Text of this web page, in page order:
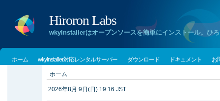
Hiroron Labs
wkyInstallerはオープンソースを簡単にインストール。ひ
ホーム wkyInstaller対応レンタルサーバー ダウンロード ドキュメント お
ホーム
2026年8月 9日(日) 19:16 JST